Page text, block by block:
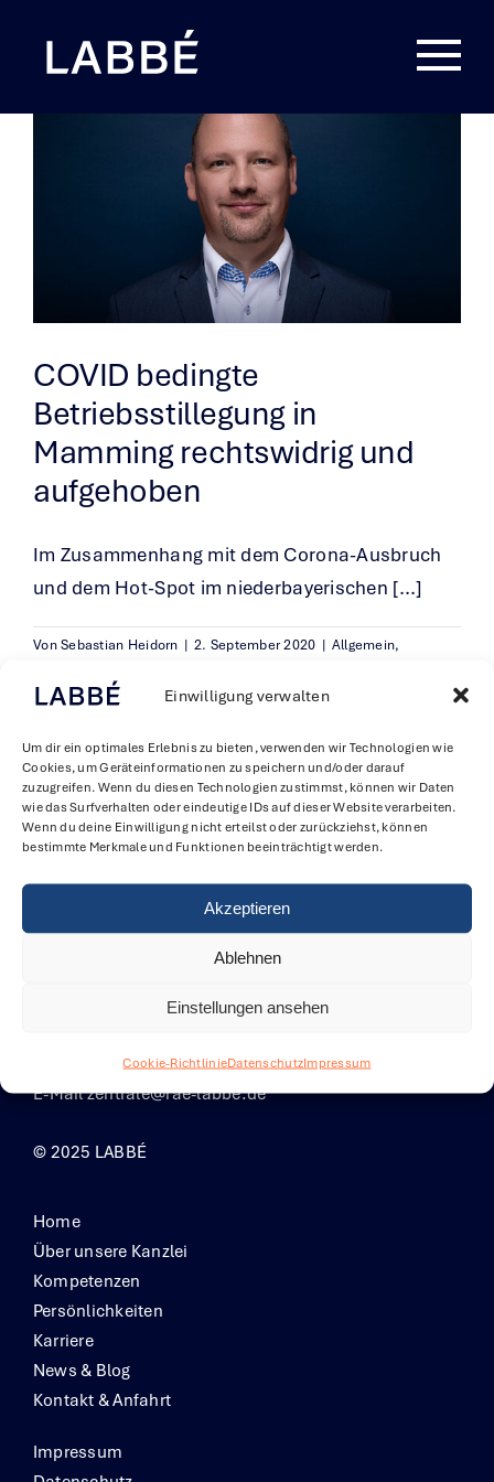
Einwilligung verwalten
Um dir ein optimales Erlebnis zu bieten, verwenden wir Technologien wie
Cookies, um Geräteinformationen zu speichern und/oder darauf
zuzugreifen. Wenn du diesen Technologien zustimmst, können wir Daten
wie das Surfverhalten oder eindeutige IDs auf dieser Website verarbeiten.
Wenn du deine Einwilligung nicht erteilst oder zurückziehst, können
bestimmte Merkmale und Funktionen beeinträchtigt werden.
Akzeptieren
Ablehnen
Einstellungen ansehen
Cookie-RichtlinieDatenschutzImpressum
Inhalt
springen
COVID bedingte
Betriebsstillegung in
Mamming rechtswidrig und
aufgehoben
Im Zusammenhang mit dem Corona-Ausbruch
und dem Hot-Spot im niederbayerischen [...]
VonSebastian Heidorn | 2. September 2020 | Allgemein,
Weiterlesen
Theatinerstrasse 33
Telefon +49 89 29058-0
E-Mailzentrale@rae-labbe.de
© 2025 LABBÉ
Home
Über unsere Kanzlei
Kompetenzen
Persönlichkeiten
Karriere
News & Blog
Kontakt & Anfahrt
Impressum